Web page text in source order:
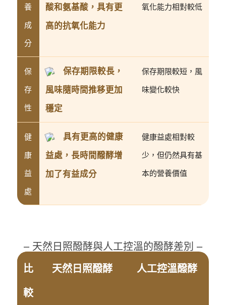
養
成
分
酸和氨基酸，具有更
高的抗氧化能力
氧化能力相對較低
保
存
性
保存期限較長，
風味隨時間推移更加
穩定
保存期限較短，風
味變化較快
健
康
益
處
具有更高的健康
益處，長時間醱酵增
加了有益成分
健康益處相對較
少，但仍然具有基
本的營養價值
– 天然日照醱酵與人工控溫的醱酵差別 –
比
較
天然日照醱酵 人工控溫醱酵